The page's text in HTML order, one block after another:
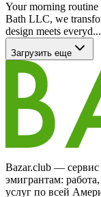
Your morning routine
Bath LLC, we
design meets everyd...
Загрузить еще
Bazar.club —
эмигрантам:
услуг по всей